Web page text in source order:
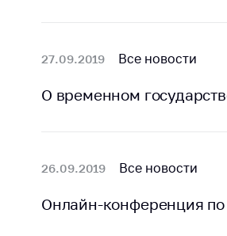
универсальная
Идеологическая
работа
Официальные
27.09.2019 Все новости
О временном
26.09.2019 Все новости
Онлайн-конференция по